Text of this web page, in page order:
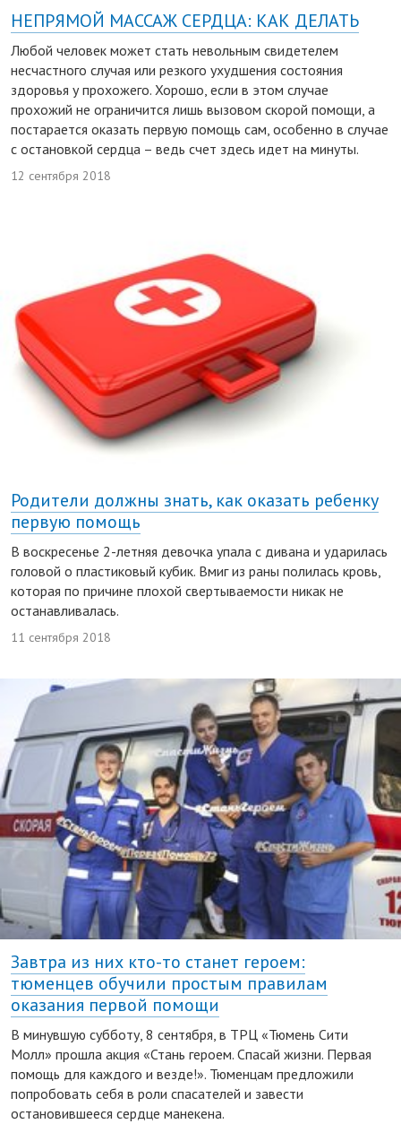
НЕПРЯМОЙ МАССАЖ СЕРДЦА: КАК ДЕЛАТЬ
Любой человек может стать невольным свидетелем
несчастного случая или резкого ухудшения состояния
здоровья у прохожего. Хорошо, если в этом случае
прохожий не ограничится лишь вызовом скорой помощи, а
постарается оказать первую помощь сам, особенно в случае
с остановкой сердца – ведь счет здесь идет на минуты.
12 сентября 2018
Родители должны знать, как оказать ребенку
первую помощь
В воскресенье 2-летняя девочка упала с дивана и ударилась
головой о пластиковый кубик. Вмиг из раны полилась кровь,
которая по причине плохой свертываемости никак не
останавливалась.
11 сентября 2018
Завтра из них кто-то станет героем:
тюменцев обучили простым правилам
оказания первой помощи
В минувшую субботу, 8 сентября, в ТРЦ «Тюмень Сити
Молл» прошла акция «Стань героем. Спасай жизни. Первая
помощь для каждого и везде!». Тюменцам предложили
попробовать себя в роли спасателей и завести
остановившееся сердце манекена.